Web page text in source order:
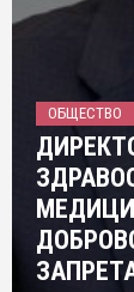
ОБЩЕСТВО